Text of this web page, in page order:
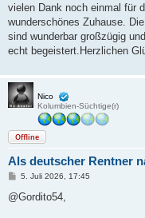
r
a
vielen Dank noch einmal für
wunderschönes Zuhause.
sind wunderbar großzügig
echt begeistert.Herzlichen
Nico
Kolumbien-Süchtige(r)
Offline
Als deutscher Rentner
B
i
5. Juli 2026, 17:45
@Gordito54,